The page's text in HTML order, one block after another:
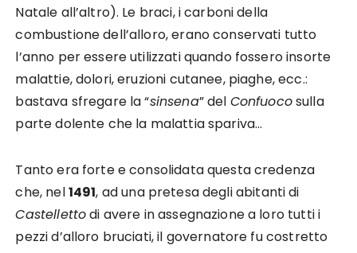
Natale all’altro). Le braci, i carboni della
combustione dell’alloro, erano conservati tutto
l’anno per essere utilizzati quando fossero insorte
malattie, dolori, eruzioni cutanee, piaghe, ecc.:
bastava sfregare la “sinsena” del Confuocosulla
parte dolente che la malattia spariva…
Tanto era forte e consolidata questa credenza
che, nel1491, ad una pretesa degli abitanti di
Castellettodi avere in assegnazione a loro tutti i
pezzi d’alloro bruciati, il governatore fu costretto